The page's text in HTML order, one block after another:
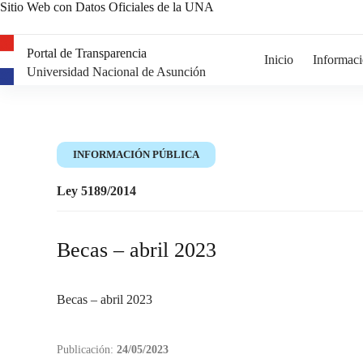
Sitio Web con Datos Oficiales de la UNA
Portal de Transparencia
Universidad Nacional de Asunción
Inicio
INFORMACIÓN PÚBLICA
Ley 5189/2014
Becas – abril 2023
Becas – abril 2023
Publicación: 24/05/2023